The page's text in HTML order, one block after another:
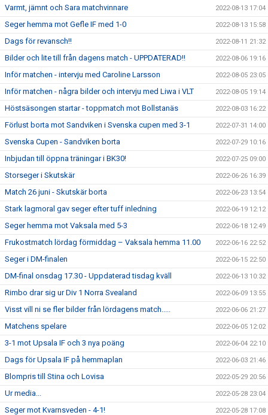
Varmt, jämnt och Sara matchvinnare 2022-08-13 17:04
Seger hemma mot Gefle IF med 1-0 2022-08-13 15:58
Dags för revansch!! 2022-08-11 21:32
Bilder och lite till från dagens match - UPPDATERAD!! 2022-08-06 19:16
Inför matchen - intervju med Caroline Larsson 2022-08-05 23:05
Inför matchen - några bilder och intervju med Liwa i VLT 2022-08-05 19:14
Höstsäsongen startar - toppmatch mot Bollstanäs 2022-08-03 16:22
Förlust borta mot Sandviken i Svenska cupen med 3-1 2022-07-31 14:00
Svenska Cupen - Sandviken borta 2022-07-29 10:16
Inbjudan till öppna träningar i BK30! 2022-07-25 09:00
Storseger i Skutskär 2022-06-26 16:39
Match 26 juni - Skutskär borta 2022-06-23 13:54
Stark lagmoral gav seger efter tuff inledning 2022-06-19 12:12
Seger hemma mot Vaksala med 5-3 2022-06-18 12:49
Frukostmatch lördag förmiddag – Vaksala hemma 11.00 2022-06-16 22:52
Seger i DM-finalen 2022-06-15 22:50
DM-final onsdag 17.30 - Uppdaterad tisdag kväll 2022-06-13 10:32
Rimbo drar sig ur Div 1 Norra Svealand 2022-06-09 13:55
Visst vill ni se fler bilder från lördagens match..... 2022-06-06 21:27
Matchens spelare 2022-06-05 12:02
3-1 mot Upsala IF och 3 nya poäng 2022-06-04 22:10
Dags för Upsala IF på hemmaplan 2022-06-03 21:46
Blompris till Stina och Lovisa 2022-05-29 20:56
Ur media... 2022-05-28 23:04
Seger mot Kvarnsveden - 4-1! 2022-05-28 17:08